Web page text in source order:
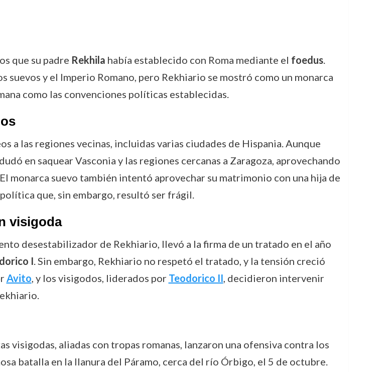
que su padre Rekhila había establecido con Roma mediante el foedus.
suevos y el Imperio Romano, pero Rekhiario se mostró como un monarca
como las convenciones políticas establecidas.
a las regiones vecinas, incluidas varias ciudades de Hispania. Aunque
en saquear Vasconia y las regiones cercanas a Zaragoza, aprovechando
monarca suevo también intentó aprovechar su matrimonio con una hija de
que, sin embargo, resultó ser frágil.
visigoda
desestabilizador de Rekhiario, llevó a la firma de un tratado en el año
I. Sin embargo, Rekhiario no respetó el tratado, y la tensión creció
Avito, y los visigodos, liderados por Teodorico II, decidieron intervenir
visigodas, aliadas con tropas romanas, lanzaron una ofensiva contra los
batalla en la llanura del Páramo, cerca del río Órbigo, el 5 de octubre.